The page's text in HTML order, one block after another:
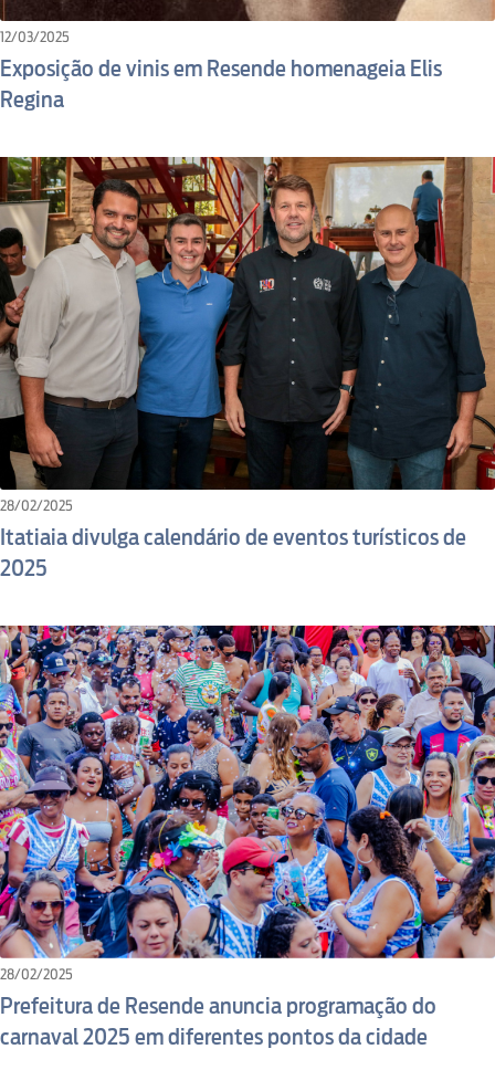
12/03/2025
Exposição de vinis em Resende homenageia Elis
Regina
28/02/2025
Itatiaia divulga calendário de eventos turísticos de
2025
28/02/2025
Prefeitura de Resende anuncia programação do
carnaval 2025 em diferentes pontos da cidade